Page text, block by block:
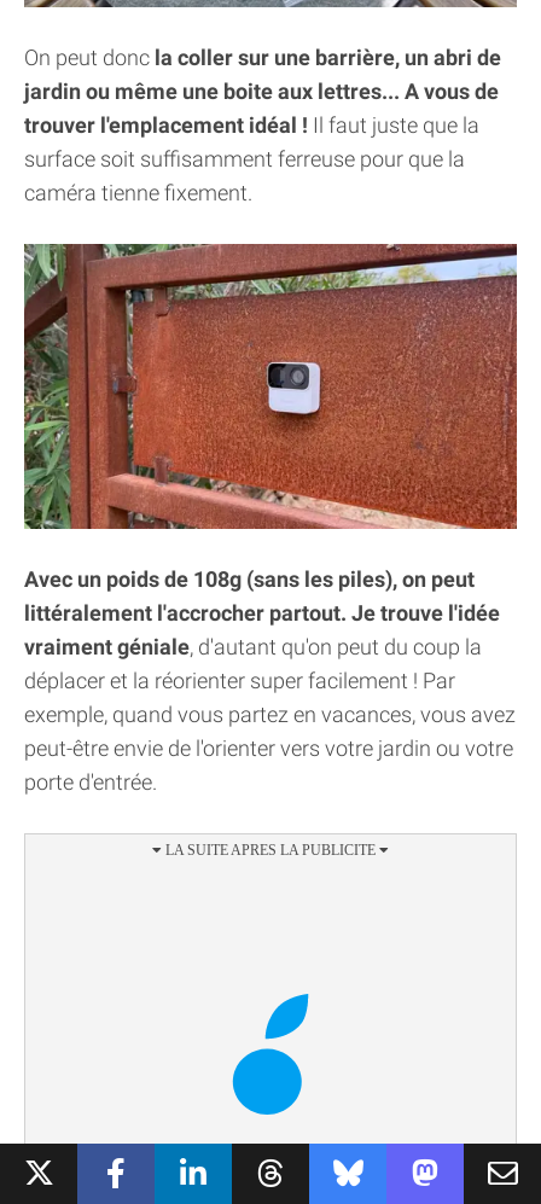
On peut donc la coller sur une barrière, un abri de
jardin ou même une boite aux lettres... A vous de
trouver l'emplacement idéal ! Il faut juste que la
surface soit suffisamment ferreuse pour que la
caméra tienne fixement.
Avec un poids de 108g (sans les piles), on peut
littéralement l'accrocher partout. Je trouve l'idée
vraiment géniale, d'autant qu'on peut du coup la
déplacer et la réorienter super facilement ! Par
exemple, quand vous partez en vacances, vous avez
peut-être envie de l'orienter vers votre jardin ou votre
porte d'entrée.